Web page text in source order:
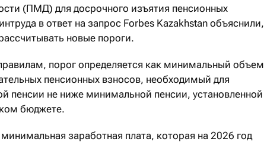
(ПМД) для досрочного изъятия пенсионных
в ответ на запрос Forbes Kazakhstan объяснили,
новые пороги.
порог определяется как минимальный объем
пенсионных взносов, необходимый для
пенсии не ниже минимальной пенсии, установленной
бюджете.
заработная плата, которая на 2026 год